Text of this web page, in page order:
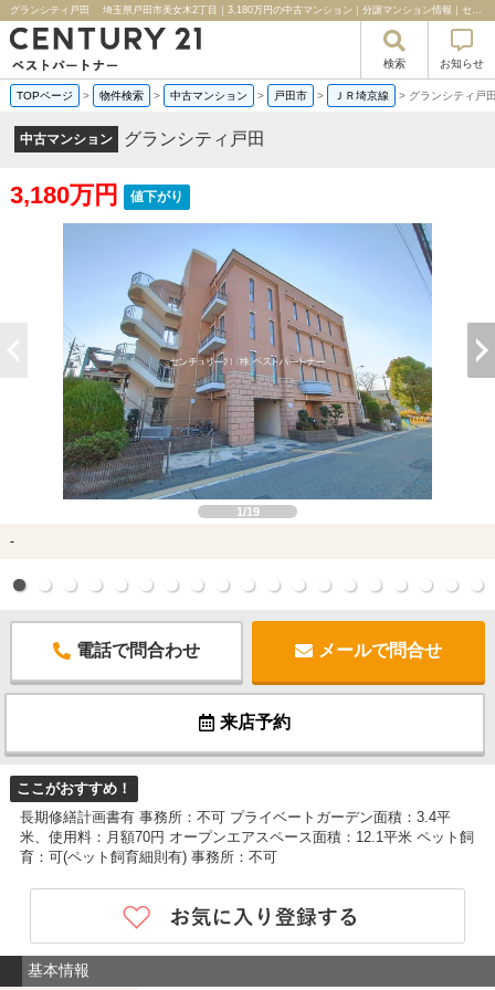
グランシティ戸田 埼玉県戸田市美女木2丁目｜3,180万円の中古マンション｜分譲マンション情報｜センチュリー２１ベストパートナー
検索 お知らせ
TOPページ > 物件検索 > 中古マンション > 戸田市 > ＪＲ埼京線 > グランシティ
中古マンション グランシティ戸田
3,180万円 値下がり
1/19
-
電話で問合わせ メールで問合せ
来店予約
ここがおすすめ！
長期修繕計画書有 事務所：不可 プライベートガーデン面積：3.4平
米、使用料：月額70円 オープンエアスペース面積：12.1平米 ペット飼
育：可(ペット飼育細則有) 事務所：不可
基本情報